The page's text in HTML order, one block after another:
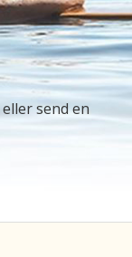
eller send en